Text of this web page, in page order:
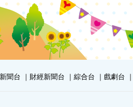
新聞台 財經新聞台 綜合台 戲劇台